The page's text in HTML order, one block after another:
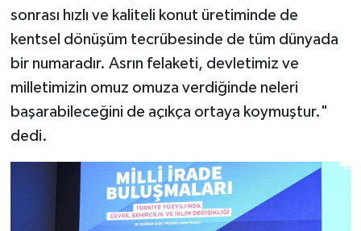
sonrası hızlı ve kaliteli konut üretiminde de
kentsel dönüşüm tecrübesinde de tüm dünyada
bir numaradır. Asrın felaketi, devletimiz ve
milletimizin omuz omuza verdiğinde neleri
başarabileceğini de açıkça ortaya koymuştur."
dedi.